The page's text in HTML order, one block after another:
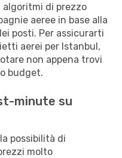
algoritmi di prezzo
aeree in base alla
posti. Per assicurarti
aerei per Istanbul,
non appena trovi
budget.
minute su
possibilità di
molto